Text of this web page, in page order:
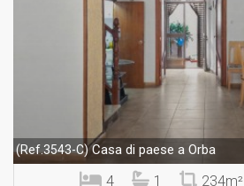
(Ref.3543-C)Casa di paese a Orba
4 1 234m²